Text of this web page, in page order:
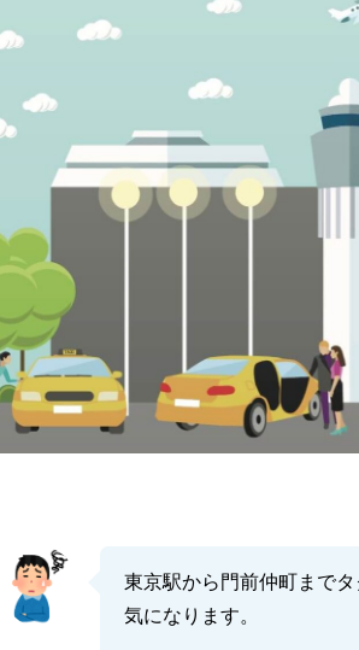
東京駅から門前仲町まで
気になります。